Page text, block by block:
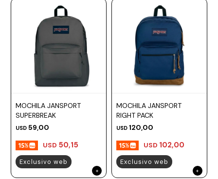
MOCHILA JANSPORT
SUPERBREAK
USD 59,00
USD 50,15
Exclusivo web
MOCHILA JANSPORT
RIGHT PACK
USD 120,00
USD 102,00
Exclusivo web